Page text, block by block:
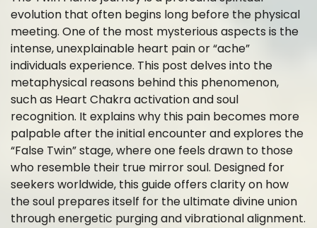
evolution that often begins long before the physical
meeting. One of the most mysterious aspects is the
intense, unexplainable heart pain or “ache”
individuals experience. This post delves into the
metaphysical reasons behind this phenomenon,
such as Heart Chakra activation and soul
recognition. It explains why this pain becomes more
palpable after the initial encounter and explores the
“False Twin” stage, where one feels drawn to those
who resemble their true mirror soul. Designed for
seekers worldwide, this guide offers clarity on how
the soul prepares itself for the ultimate divine union
through energetic purging and vibrational alignment.